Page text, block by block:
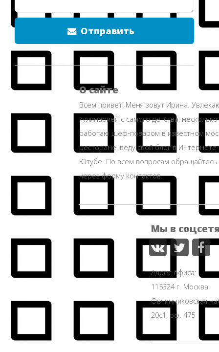
Отправить
О сайте
Всем привет! Меня зовут Ирина.
кулинарией с самого детства,
работаю шеф-поваром в известном
ресторане, веду свой блог в Интернете
Ютубе. По всем вопросам
через форму контактов.
Мы в
Адрес офиса:
115324 г. Москва
Овчинниковская
20с1, оф. 475